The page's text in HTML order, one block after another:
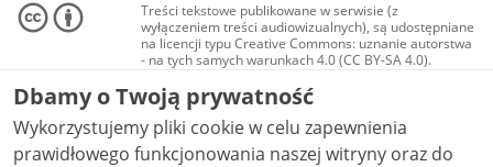
Treści tekstowe publikowane w serwisie (z
wyłączeniem treści audiowizualnych), są udostępniane
na licencji typu Creative Commons: uznanie autorstwa
- na tych samych warunkach 4.0 (CC BY-SA 4.0).
Materiały audiowizualne, w tym zdjęcia, materiały
audio i wideo, są udostępniane na licencji typu
Creative Commons: uznanie autorstwa użycie
niekomercyjne - bez utworów zależnych 4.0 (CC BY-
NC-ND 4.0), o ile nie jest to stwierdzone inaczej.
Dbamy o Twoją prywatność
Wykorzystujemy pliki cookie w celu zapewnienia
prawidłowego funkcjonowania naszej witryny oraz do